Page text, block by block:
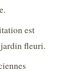
est
jardin fleuri.